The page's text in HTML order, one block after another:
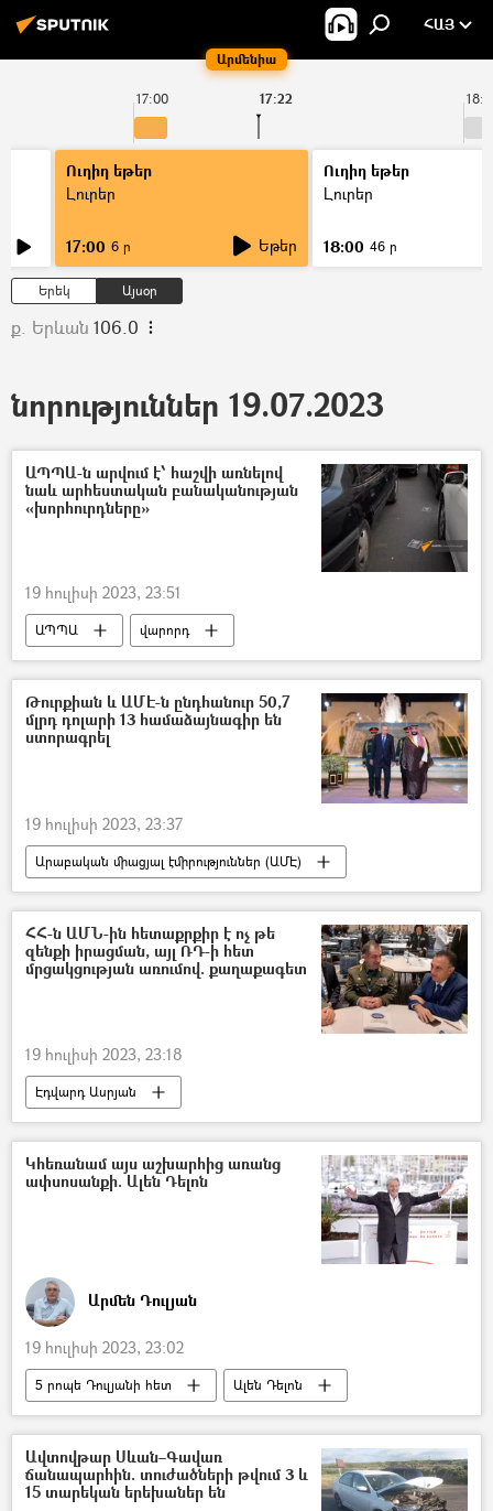
Արմենիա
ՀԱՅ
17:00 17:22
Ուղիղ եթեր
Լուրեր
17:00 6 ր Եթեր
Ուղիղ եթեր
Լուրեր
18:00 46 ր
Երեկ Այսօր
ք. Երևան 106.0
նորություններ 19.07.2023
ԱՊՊԱ-ն արվում է՝ հաշվի առնելով
նաև արհեստական բանականության
«խորհուրդները»
19 հուլիսի 2023, 23:51
ԱՊՊԱ
վարորդ
ապահովագրություն
արհեստական բանականություն
Թուրքիան և ԱՄԷ-ն ընդհանուր 50,7
մլրդ դոլարի 13 համաձայնագիր են
ստորագրել
19 հուլիսի 2023, 23:37
Արաբական միացյալ էմիրություններ (ԱՄԷ)
Թուրքիա
Ռեջեփ Թայիփ Էրդողան
ՀՀ-ն ԱՄՆ-ին հետաքրքիր է ոչ թե
զենքի իրացման, այլ ՌԴ-ի հետ
մրցակցության առումով. քաղաքագետ
19 հուլիսի 2023, 23:18
Էդվարդ Ասրյան
Դավիթ Հարությունով (ռազմական փորձագետ)
սպառազինություն
ԱՄՆ
Հայաստան
Կհեռանամ այս աշխարհից առանց
ափսոսանքի. Ալեն Դելոն
Արմեն Դուլյան
19 հուլիսի 2023, 23:02
5 րոպե Դուլյանի հետ
Ալեն Դելոն
Շուն
Ավտովթար Սևան–Գավառ
ճանապարհին. տուժածների թվում 3 և
15 տարեկան երեխաներ են